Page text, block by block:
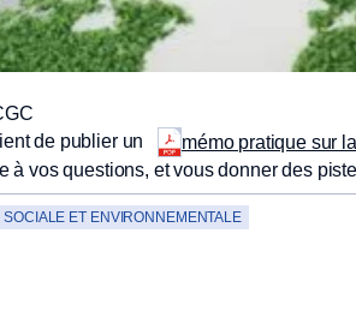
de publier un
mémo pratique sur
à vos questions, et vous donner des
SOCIALE ET ENVIRONNEMENTALE